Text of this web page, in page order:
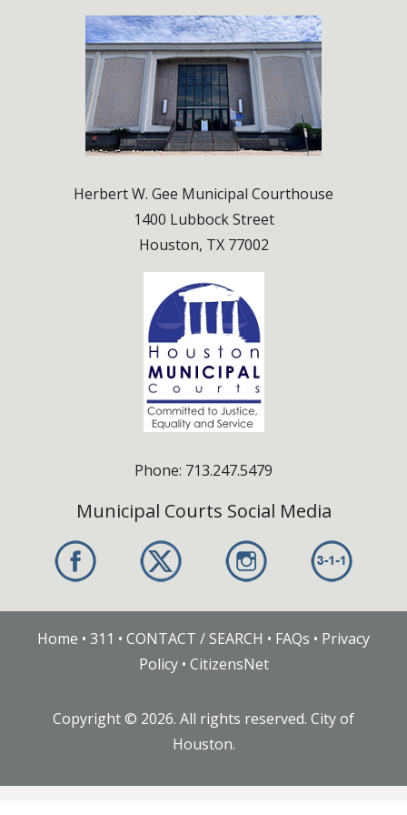
Notary / DPS Record Services
Jail Information
Herbert W. Gee Municipal Courthouse
1400 Lubbock Street
Houston, TX 77002
Phone: 713.247.5479
Municipal Courts Social Media
Home • 311 • CONTACT / SEARCH • FAQs • Privacy
Policy• CitizensNet
Copyright © 2026. All rights reserved. City of
Houston.